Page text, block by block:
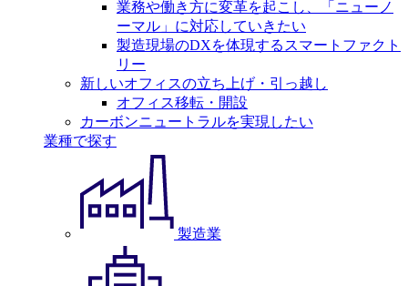
業務や働き方に変革を起こし、「ニューノ
ーマル」に対応していきたい
製造現場のDXを体現するスマートファクト
リー
新しいオフィスの立ち上げ・引っ越し
オフィス移転・開設
カーボンニュートラルを実現したい
業種で探す
製造業